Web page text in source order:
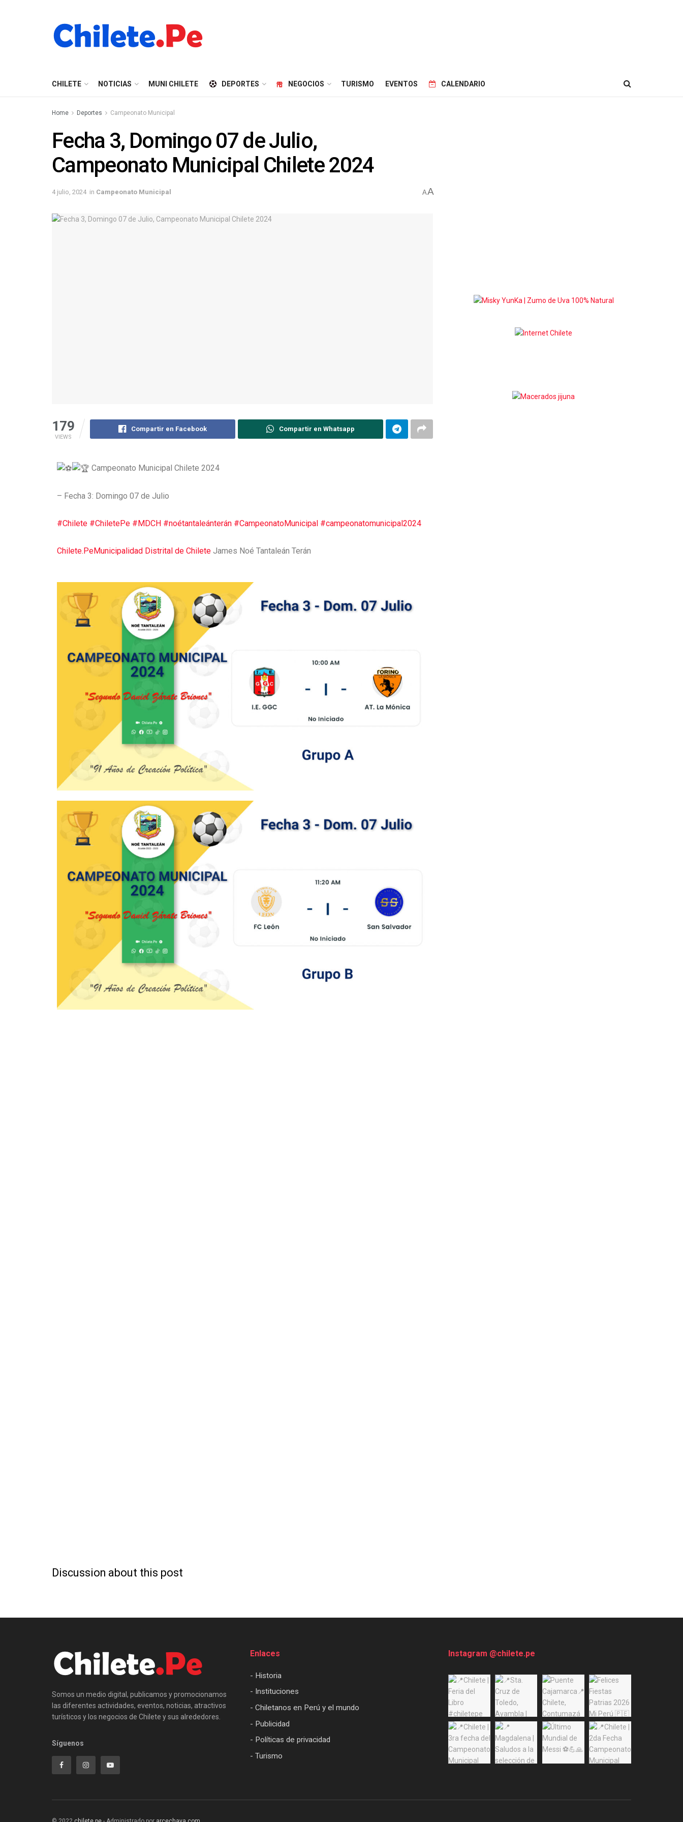
CHILETE NOTICIAS MUNI CHILETE DEPORTES NEGOCIOS TURISMO EVENTOS CALENDARIO
Home Deportes Campeonato Municipal
Fecha 3, Domingo 07 de Julio,
Campeonato Municipal Chilete 2024
4 julio, 2024 in Campeonato Municipal AA
179
VIEWS
Compartir en Facebook Compartir en Whatsapp
Campeonato Municipal Chilete 2024
– Fecha 3: Domingo 07 de Julio
#Chilete #ChiletePe #MDCH #noétantaleánterán #CampeonatoMunicipal #campeonatomunicipal2024
Chilete.PeMunicipalidad Distrital de Chilete James Noé Tantaleán Terán
Discussion about this post
Somos un medio digital, publicamos y promocionamos
las diferentes actividades, eventos, noticias, atractivos
turísticos y los negocios de Chilete y sus alrededores.
Síguenos
Enlaces
- Historia
- Instituciones
- Chiletanos en Perú y el mundo
- Publicidad
- Políticas de privacidad
- Turismo
Instagram @chilete.pe